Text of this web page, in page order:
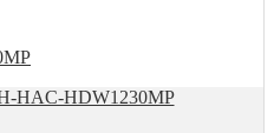
HAC-HDW1230MP